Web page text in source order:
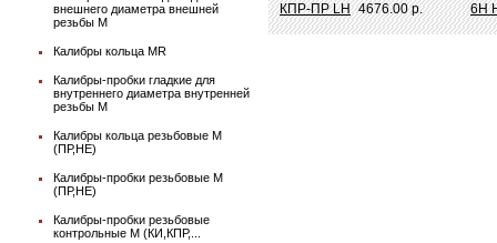
внешнего диаметра внешней
резьбы М
Калибры кольца MR
Калибры-пробки гладкие для
внутреннего диаметра внутренней
резьбы М
Калибры кольца резьбовые М
(ПР,НЕ)
Калибры-пробки резьбовые М
(ПР,НЕ)
Калибры-пробки резьбовые
контрольные М (КИ,КПР,...
КПР-ПР LH 4676.00 р.
6Н